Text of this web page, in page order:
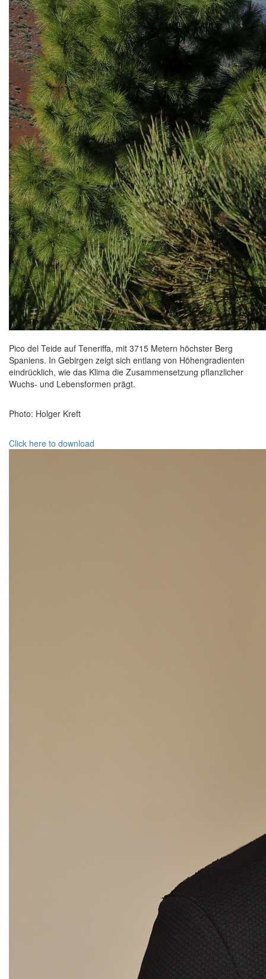
Pico del Teide auf Teneriffa, mit 3715 Metern höchster Berg
Spaniens. In Gebirgen zeigt sich entlang von Höhengradienten
eindrücklich, wie das Klima die Zusammensetzung pflanzlicher
Wuchs- und Lebensformen prägt.
Photo: Holger Kreft
Click here to download